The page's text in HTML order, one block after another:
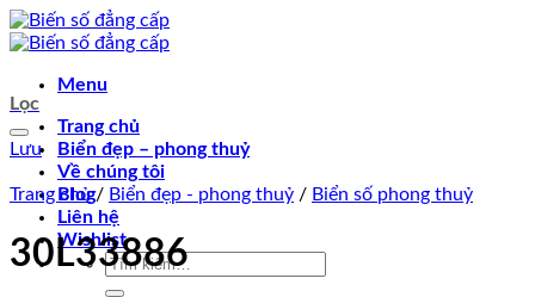
Chuyển
đến
dung
Menu
Trang chủ
Biển đẹp – phong thuỷ
Về chúng tôi
Blog
Liên hệ
Wishlist
Tìm
Lọc
Lưu
Trang chủ / Biển đẹp - phong thuỷ / Biển số phong thuỷ
30L33886